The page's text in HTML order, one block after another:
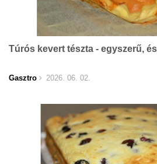
Túrós kevert tészta - egyszerű,
Gasztro 2026. 06. 02.